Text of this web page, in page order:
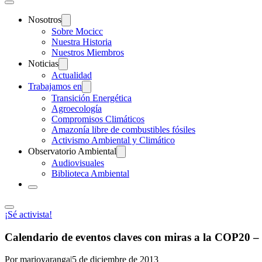
Nosotros
Sobre Mocicc
Nuestra Historia
Nuestros Miembros
Noticias
Actualidad
Trabajamos en
Transición Energética
Agroecología
Compromisos Climáticos
Amazonía libre de combustibles fósiles
Activismo Ambiental y Climático
Observatorio Ambiental
Audiovisuales
Biblioteca Ambiental
¡Sé activista!
Calendario de eventos claves con miras a la COP20 –
Por marioyaranga|5 de diciembre de 2013